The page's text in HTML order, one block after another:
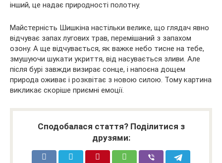
інший, це надає природності полотну.
Майстерність Шишкіна настільки велике, що глядач явно
відчуває запах лугових трав, перемішаний з запахом
озону. А ще відчувається, як важке небо тисне на тебе,
змушуючи шукати укриття, від насувається зливи. Але
після бурі завжди визирає сонце, і напоєна дощем
природа оживає і розквітає з новою силою. Тому картина
викликає скоріше приємні емоції.
Сподобалася стаття? Поділитися з
друзями: